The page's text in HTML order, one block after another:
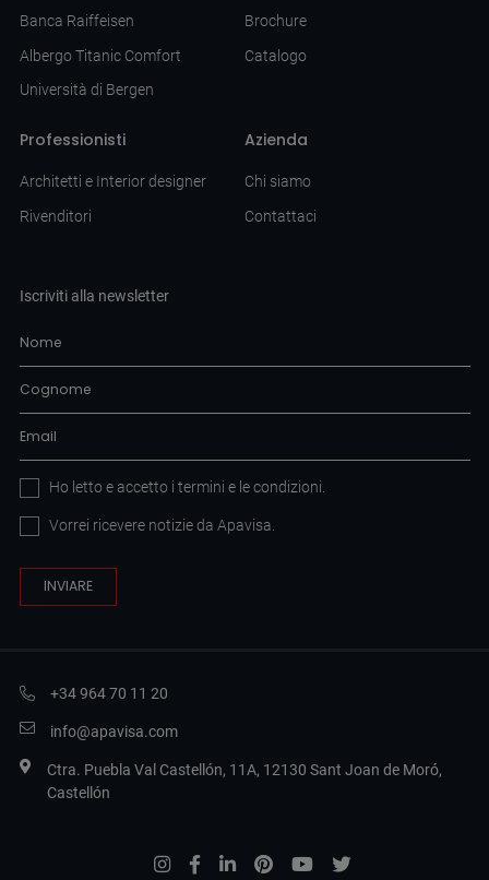
Banca Raiffeisen
Albergo Titanic Comfort
Università di Bergen
Brochure
Catalogo
Professionisti
Architetti e Interior designer
Rivenditori
Azienda
Chi siamo
Contattaci
Iscriviti alla newsletter
Ho letto e accetto i termini e le condizioni
Vorrei ricevere notizie da Apavisa.
+34 964 70 11 20
info@apavisa.com
Ctra. Puebla Val Castellón, 11A, 12130 Sant Joan de Moró,
Castellón